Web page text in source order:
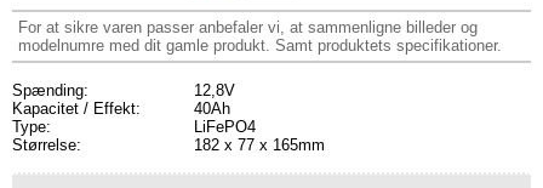
For at sikre varen passer anbefaler vi, at sammenligne billeder og
modelnumre med dit gamle produkt. Samt produktets specifikationer.
Spænding:
12,8V
Kapacitet / Effekt:
40Ah
Type:
LiFePO4
Størrelse:
182 x 77 x 165mm